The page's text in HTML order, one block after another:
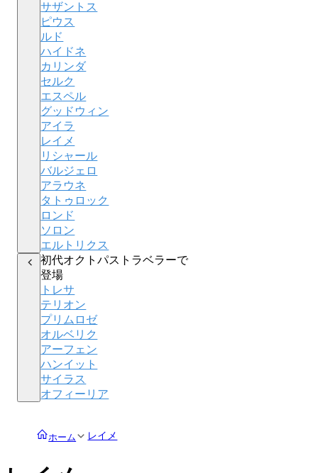
サザントス
ピウス
ルド
ハイドネ
カリンダ
セルク
エスペル
グッドウィン
アイラ
レイメ
リシャール
バルジェロ
アラウネ
タトゥロック
ロンド
ソロン
エルトリクス
初代オクトパストラベラーで
登場
トレサ
テリオン
プリムロゼ
オルベリク
アーフェン
ハンイット
サイラス
オフィーリア
ホーム レイメ